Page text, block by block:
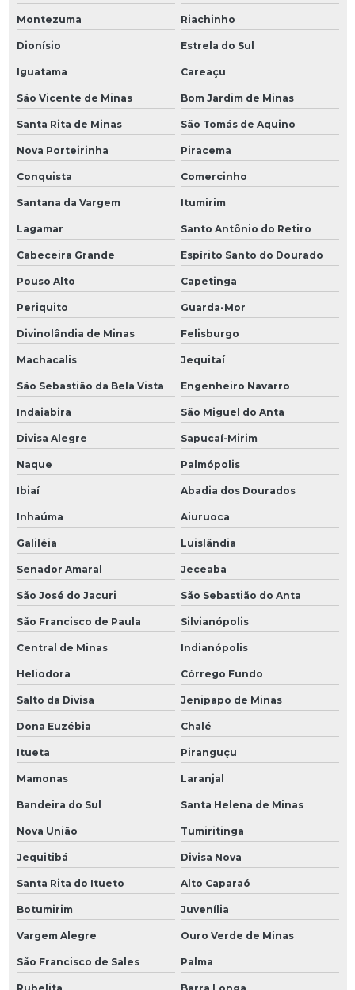
Montezuma Riachinho
Dionísio Estrela do Sul
Iguatama Careaçu
São Vicente de Minas Bom Jardim de Minas
Santa Rita de Minas São Tomás de Aquino
Nova Porteirinha Piracema
Conquista Comercinho
Santana da Vargem Itumirim
Lagamar Santo Antônio do Retiro
Cabeceira Grande Espírito Santo do Dourado
Pouso Alto Capetinga
Periquito Guarda-Mor
Divinolândia de Minas Felisburgo
Machacalis Jequitaí
São Sebastião da Bela Vista Engenheiro Navarro
Indaiabira São Miguel do Anta
Divisa Alegre Sapucaí-Mirim
Naque Palmópolis
Ibiaí Abadia dos Dourados
Inhaúma Aiuruoca
Galiléia Luislândia
Senador Amaral Jeceaba
São José do Jacuri São Sebastião do Anta
São Francisco de Paula Silvianópolis
Central de Minas Indianópolis
Heliodora Córrego Fundo
Salto da Divisa Jenipapo de Minas
Dona Euzébia Chalé
Itueta Piranguçu
Mamonas Laranjal
Bandeira do Sul Santa Helena de Minas
Nova União Tumiritinga
Jequitibá Divisa Nova
Santa Rita do Itueto Alto Caparaó
Botumirim Juvenília
Vargem Alegre Ouro Verde de Minas
São Francisco de Sales Palma